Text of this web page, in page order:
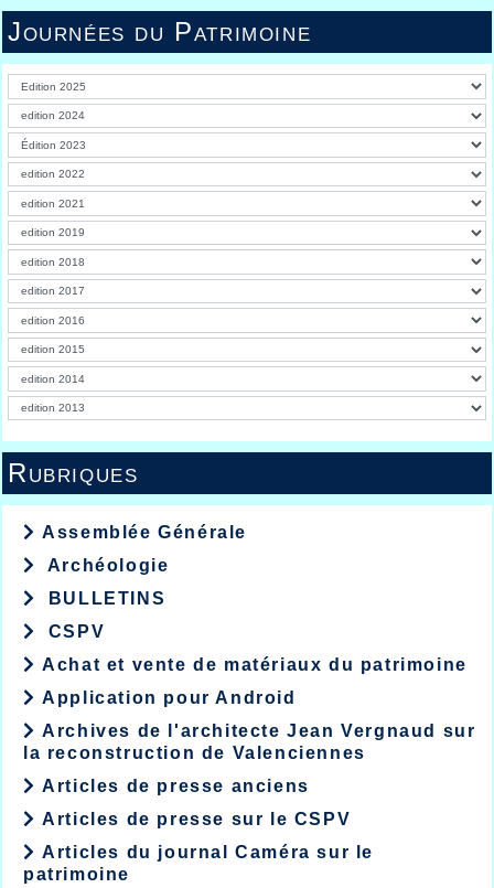
Journées du Patrimoine
Rubriques
Assemblée Générale
Archéologie
BULLETINS
CSPV
Achat et vente de matériaux du patrimoine
Application pour Android
Archives de l'architecte Jean Vergnaud sur
la reconstruction de Valenciennes
Articles de presse anciens
Articles de presse sur le CSPV
Articles du journal Caméra sur le
patrimoine